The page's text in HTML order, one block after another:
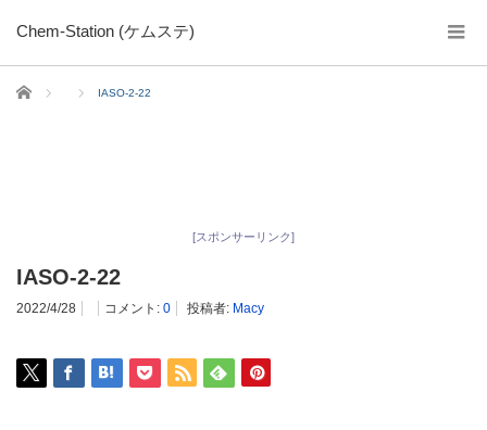
Chem-Station (ケムステ)
ホーム IASO-2-22
[スポンサーリンク]
IASO-2-22
2022/4/28 コメント: 0 投稿者: Macy